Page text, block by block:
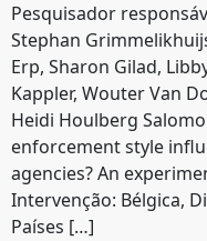
Pesquisador
Stephan
Erp, Sharon Gilad,
Kappler, Wouter Van
Heidi Houlberg
enforcement style
agencies? An
Intervenção: Bélgica,
Países […]